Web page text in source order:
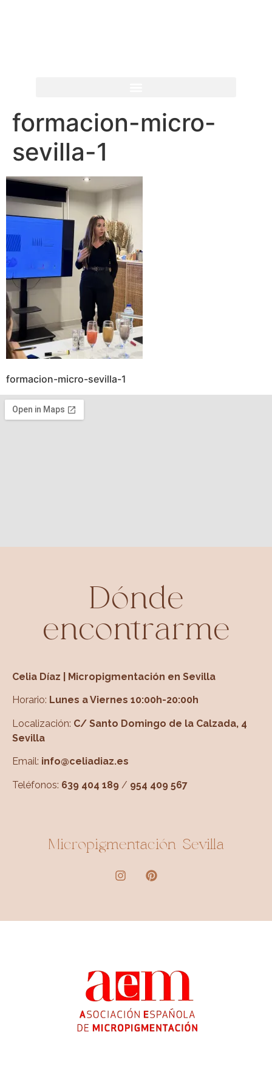
formacion-micro-
sevilla-1
formacion-micro-sevilla-1
Dónde
encontrarme
Celia Díaz | Micropigmentación en Sevilla
Horario: Lunes a Viernes 10:00h-20:00h
Localización: C/ Santo Domingo de la Calzada, 4
Sevilla
Email: info@celiadiaz.es
Teléfonos: 639 404 189 / 954 409 567
Micropigmentación Sevilla